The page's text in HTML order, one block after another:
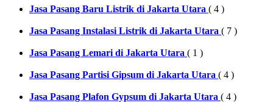
Jasa Pasang Baru Listrik di Jakarta Utara ( 4 )
Jasa Pasang Instalasi Listrik di Jakarta Utara ( 7 )
Jasa Pasang Lemari di Jakarta Utara ( 1 )
Jasa Pasang Partisi Gipsum di Jakarta Utara ( 4 )
Jasa Pasang Plafon Gypsum di Jakarta Utara ( 4 )